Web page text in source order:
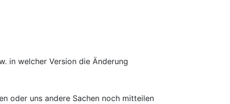
in welcher Version die Änderung
oder uns andere Sachen noch mitteilen